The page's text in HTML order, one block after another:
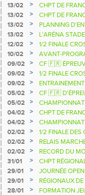
13/02
>
CHPT DE
13/02
>
CHPT DE
13/02
>
PLANNING
13/02
>
L'ARÉNA
FÉVRIER
12/02 >
1/2 FINALE
10/02
>
AVANT-
09/02
>
CF 🇫🇷
RÉSULTATS
09/02 >
1/2 FINALE
ATHLÈTES
09/02 >
05/02
>
CF 🇫🇷
05/02
>
CHAMPIONNAT
04/02
>
CHPT DE
RECHERCHE
04/02 >
CHAMPIONNAT
02/02
>
1/2 FINALE DES
02/02
>
RELAIS
02/02
>
RECORD DU
31/01
>
CHPT
29/01
>
JOURNÉE
COURSES
29/01 >
RÉGIONAUX
À COMPIÈGNE
28/01 >
FORMATION